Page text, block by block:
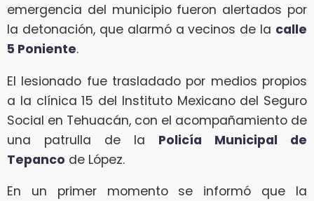
emergencia del municipio fueron alertados por
la detonación, que alarmó a vecinos de la calle
5 Poniente.
El lesionado fue trasladado por medios propios
a la clínica 15 del Instituto Mexicano del Seguro
Social en Tehuacán, con el acompañamiento de
una patrulla de la Policía Municipal de
Tepanco de López.
En un primer momento se informó que la